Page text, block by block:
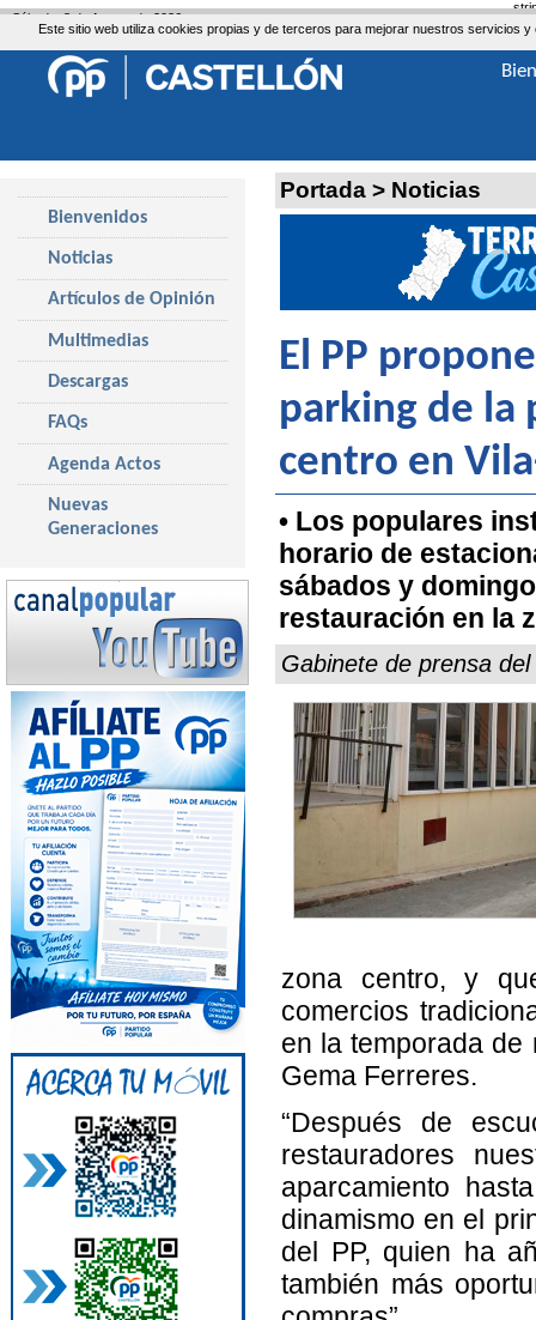
Este sitio web utiliza cookies propias y de terceros para mejorar nuestros servicios
Portada > Noticias
El PP
parking de la
centro en
• Los populares
horario de
sábados y
restauración en la
Gabinete de prensa
zona centro, y
comercios
en la temporada de
Gema Ferreres.
“Después de
restauradores
aparcamiento
dinamismo en el
del PP, quien ha
también más
Bienvenidos
Noticias
Artículos de Opinión
Multimedias
Descargas
FAQs
Agenda Actos
Nuevas
Generaciones
Sábado, 8 de Agosto de 2026